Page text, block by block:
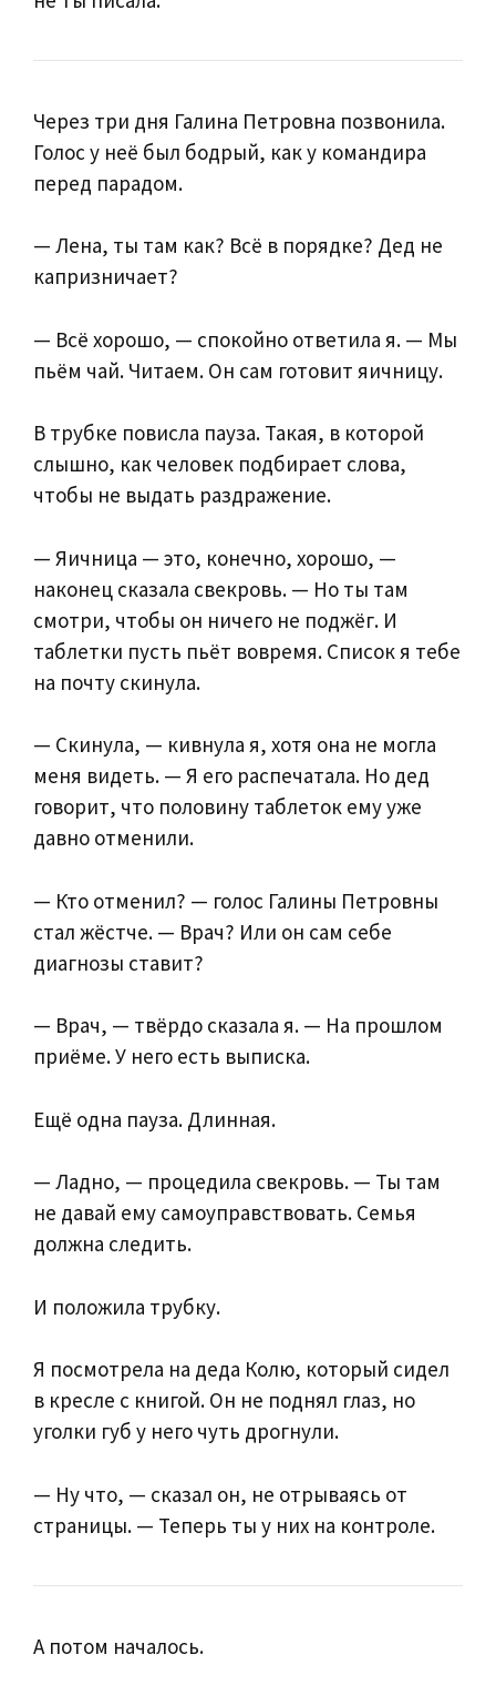
Через три дня Галина Петровна позвонила.
Голос у неё был бодрый, как у командира
перед парадом.
— Лена, ты там как? Всё в порядке? Дед не
капризничает?
— Всё хорошо, — спокойно ответила я. — Мы
пьём чай. Читаем. Он сам готовит яичницу.
В трубке повисла пауза. Такая, в которой
слышно, как человек подбирает слова,
чтобы не выдать раздражение.
— Яичница — это, конечно, хорошо, —
наконец сказала свекровь. — Но ты там
смотри, чтобы он ничего не поджёг. И
таблетки пусть пьёт вовремя. Список я тебе
на почту скинула.
— Скинула, — кивнула я, хотя она не могла
меня видеть. — Я его распечатала. Но дед
говорит, что половину таблеток ему уже
давно отменили.
— Кто отменил? — голос Галины Петровны
стал жёстче. — Врач? Или он сам себе
диагнозы ставит?
— Врач, — твёрдо сказала я. — На прошлом
приёме. У него есть выписка.
Ещё одна пауза. Длинная.
— Ладно, — процедила свекровь. — Ты там
не давай ему самоуправствовать. Семья
должна следить.
И положила трубку.
Я посмотрела на деда Колю, который сидел
в кресле с книгой. Он не поднял глаз, но
уголки губ у него чуть дрогнули.
— Ну что, — сказал он, не отрываясь от
страницы. — Теперь ты у них на контроле.
А потом началось.